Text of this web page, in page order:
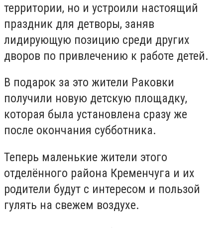
территории, но и устроили настоящий
праздник для детворы, заняв
лидирующую позицию среди других
дворов по привлечению к работе детей.
В подарок за это жители Раковки
получили новую детскую площадку,
которая была установлена сразу же
после окончания субботника.
Теперь маленькие жители этого
отделённого района Кременчуга и их
родители будут с интересом и пользой
гулять на свежем воздухе.